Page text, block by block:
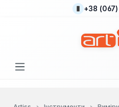
Перейти до основного
+38